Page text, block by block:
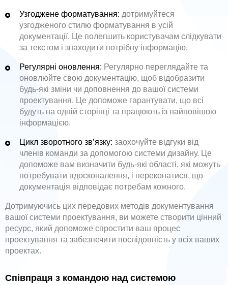
Узгоджене форматування: дотримуйтеся
узгодженого стилю форматування в усій
документації. Це полегшить користувачам слідкувати
за текстом і знаходити потрібну інформацію.
Регулярні оновлення: Регулярно переглядайте та
оновлюйте свою документацію, щоб відобразити
будь-які зміни чи доповнення до вашої системи
проектування. Це допоможе гарантувати, що всі
будуть на одній сторінці та працюють із найновішою
інформацією.
Цикл зворотного зв’язку: заохочуйте відгуки від
членів команди за допомогою системи дизайну. Це
допоможе вам визначити будь-які області, які можуть
потребувати вдосконалення, і переконатися, що
документація відповідає потребам кожного.
Дотримуючись цих передових методів документування
вашої системи проектування, ви можете створити цінний
ресурс, який допоможе спростити ваш процес
проектування та забезпечити послідовність у всіх ваших
проектах.
Співпраця з командою над системою